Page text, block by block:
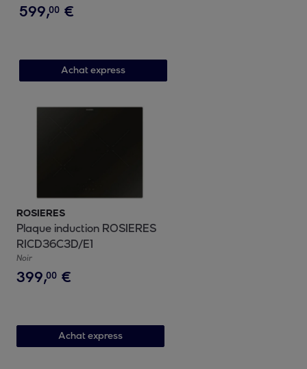
599,00 €
Achat express
ROSIERES
Plaque induction ROSIERES
RICD36C3D/E1
Noir
399,00 €
Achat express